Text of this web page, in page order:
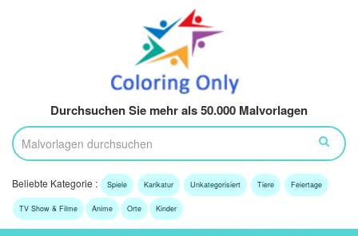
Durchsuchen Sie mehr als 50.000 Malvorlagen
Beliebte Kategorie : Spiele Karikatur Unkategorisiert Tiere Feiertage
TV Show & Filme Anime Orte Kinder